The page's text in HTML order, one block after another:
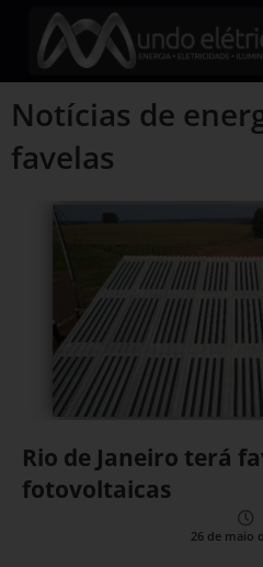
Notícias de
favelas
Rio de Janeiro terá
fotovoltaicas
26 de maio